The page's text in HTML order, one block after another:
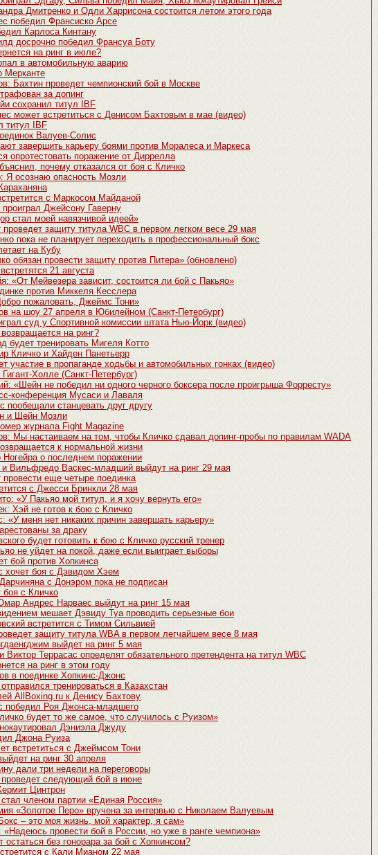
Дмитренко и Одли Харрисона состоится летом этого года
победил Франсиско Арсе
Карлоса Кинтану
досрочно победил Франсуа Боту
на ринг в июле?
в автомобильную аварию
Мерканте
Бахтин проведет чемпионский бой в Москве
за допинг
сохранил титул IBF
может встретиться с Денисом Бахтовым в мае (видео)
титул IBF
Валуев-Солис
завершить карьеру боями против Моралеса и Маркеса
опротестовать поражение от Диррелла
почему отказался от боя с Кличко
Я осознаю опасность Мозли
с Маркосом Майданой
Джейсону Гаверну
стал моей навязчивой идеей»
проведет защиту титула WBC в первом легком весе 29 мая
пока не планирует переходить в профессиональный бокс
на Кубу
обязан провести защиту против Питера» (обновлено)
21 августа
«От Мейвезера зависит, состоится ли бой с Пакьяо»
против Миккеля Кесслера
пожаловать, Джеймс Тони»
на шоу 27 апреля в Юбилейном (Санкт-Петербург)
суд у Спортивной комиссии штата Нью-Йорк (видео)
на ринг?
будет тренировать Мигеля Котто
Кличко и Хайден Панетьерр
участие в пропаганде ходьбы и автомобильных гонках (видео)
Холле (Санкт-Петербург)
«Шейн не победил ни одного черного боксера после проигрыша Форресту»
конференция Мусаси и Лаваля
пообещали станцевать друг другу
и Шейн Мозли
журнала Fight Magazine
Мы настаиваем на том, чтобы Кличко сдавал допинг-пробы по правилам WADA
к нормальной жизни
Ногейра о последнем поражении
Вильфредо Васкес-младший выйдут на ринг 29 мая
еще четыре поединка
с Джесси Бринкли 28 мая
«У Пакьяо мой титул, и я хочу вернуть его»
Хэй не готов к бою с Кличко
«У меня нет никаких причин завершать карьеру»
за драку
будет готовить к бою с Кличко русский тренер
не уйдет на покой, даже если выиграет выборы
бой против Хопкинса
хочет боя с Дэвидом Хэем
с Донэром пока не подписан
с Кличко
Андрес Нарваес выйдут на ринг 15 мая
мешает Дэвиду Туа проводить серьезные бои
встретится с Тимом Сильвией
защиту титула WBA в первом легчайшем весе 8 мая
выйдет на ринг 5 мая
Террасас определят обязательного претендента на титул WBC
на ринг в этом году
в поединке Хопкинс-Джонс
тренироваться в Казахстан
AllBoxing.ru к Денису Бахтову
победил Роя Джонса-младшего
будет то же самое, что случилось с Руизом»
Дэниэла Джуду
Джона Руиза
встретиться с Джеймсом Тони
на ринг 30 апреля
дали три недели на переговоры
следующий бой в июне
Цинтрон
членом партии «Единая Россия»
«Золотое Перо» вручена за интервью с Николаем Валуевым
– это моя жизнь, мой характер, я сам»
«Надеюсь провести бой в России, но уже в ранге чемпиона»
без гонорара за бой с Хопкинсом?
с Кали Мианом 22 мая